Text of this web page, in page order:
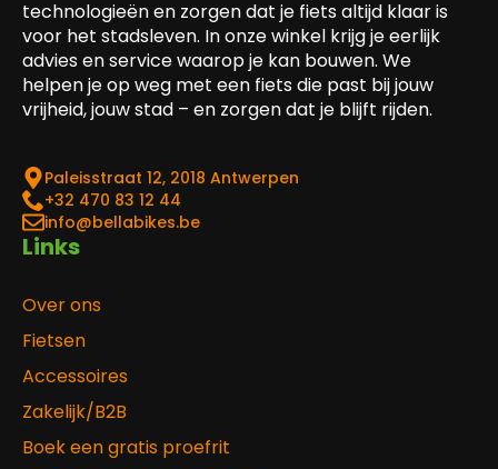
technologieën en zorgen dat je fiets altijd klaar is
voor het stadsleven. In onze winkel krijg je eerlijk
advies en service waarop je kan bouwen. We
helpen je op weg met een fiets die past bij jouw
vrijheid, jouw stad – en zorgen dat je blijft rijden.
Paleisstraat 12, 2018 Antwerpen
‎+32 470 83 12 44
info@bellabikes.be
Links
Over ons
Fietsen
Accessoires
Zakelijk/B2B
Boek een gratis proefrit